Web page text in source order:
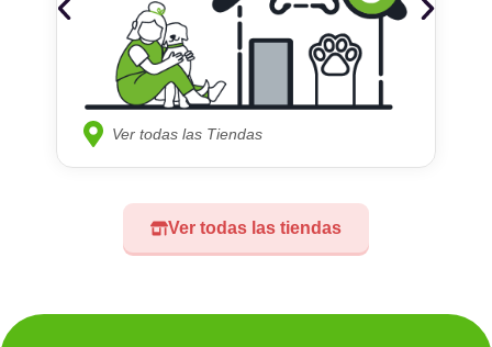
Ver todas las tiendas
Ver todas las Tiendas